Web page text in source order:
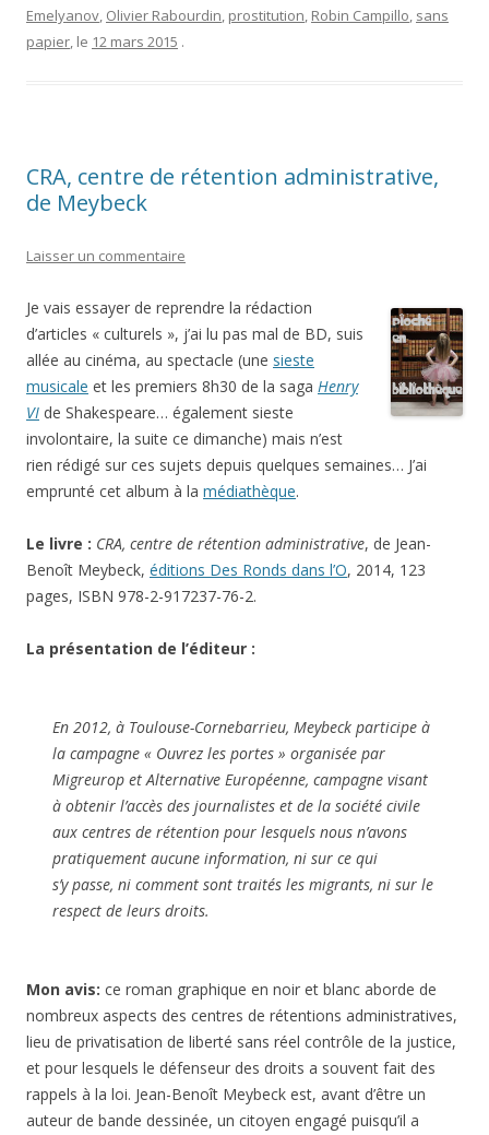
Emelyanov, Olivier Rabourdin, prostitution, Robin Campillo, sans
papier, le 12 mars 2015 .
CRA, centre de rétention administrative,
de Meybeck
Laisser un commentaire
Je vais essayer de reprendre la rédaction
d’articles « culturels », j’ai lu pas mal de BD, suis
allée au cinéma, au spectacle (une sieste
musicale et les premiers 8h30 de la saga Henry
VI de Shakespeare… également sieste
involontaire, la suite ce dimanche) mais n’est
rien rédigé sur ces sujets depuis quelques semaines… J’ai
emprunté cet album à la médiathèque.
Le livre : CRA, centre de rétention administrative, de Jean-
Benoît Meybeck, éditions Des Ronds dans l’O, 2014, 123
pages, ISBN 978-2-917237-76-2.
La présentation de l’éditeur :
En 2012, à Toulouse-Cornebarrieu, Meybeck participe à
la campagne « Ouvrez les portes » organisée par
Migreurop et Alternative Européenne, campagne visant
à obtenir l’accès des journalistes et de la société civile
aux centres de rétention pour lesquels nous n’avons
pratiquement aucune information, ni sur ce qui
s’y passe, ni comment sont traités les migrants, ni sur le
respect de leurs droits.
Mon avis: ce roman graphique en noir et blanc aborde de
nombreux aspects des centres de rétentions administratives,
lieu de privatisation de liberté sans réel contrôle de la justice,
et pour lesquels le défenseur des droits a souvent fait des
rappels à la loi. Jean-Benoît Meybeck est, avant d’être un
auteur de bande dessinée, un citoyen engagé puisqu’il a